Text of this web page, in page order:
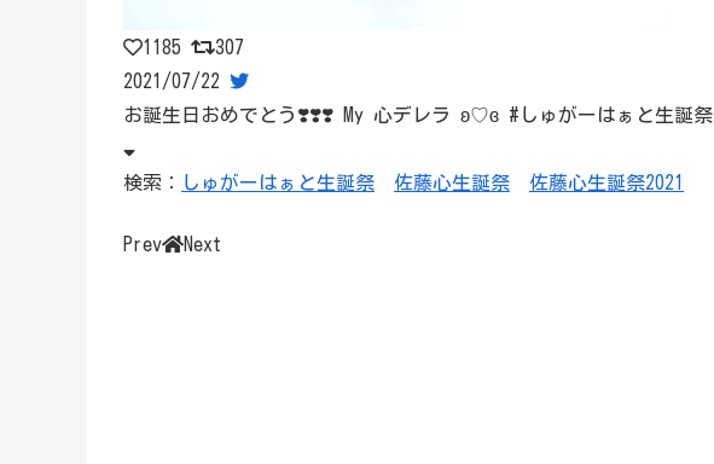
1185
307
2021/07/22
お誕生日おめでとう❣️❣️❣️ My 心デレラ ʚ♡ɞ #しゅがーはぁと生誕祭
検索： しゅがーはぁと生誕祭 佐藤心生誕祭 佐藤心生誕祭2021
Prev Next